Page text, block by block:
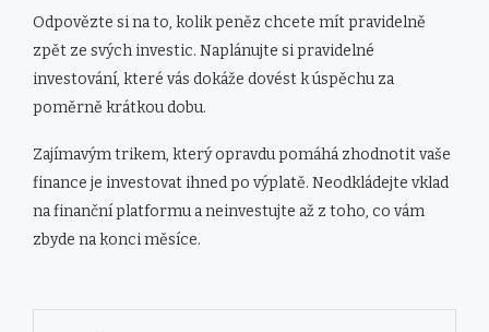
Odpovězte si na to, kolik peněz chcete mít pravidelně
zpět ze svých investic. Naplánujte si pravidelné
investování, které vás dokáže dovést k úspěchu za
poměrně krátkou dobu.
Zajímavým trikem, který opravdu pomáhá zhodnotit vaše
finance je investovat ihned po výplatě. Neodkládejte vklad
na finanční platformu a neinvestujte až z toho, co vám
zbyde na konci měsíce.